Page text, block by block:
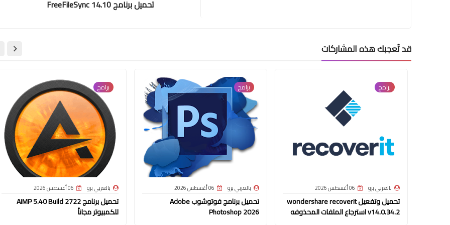
تحميل برنامج FreeFileSync 14.10
قد تُعجبك هذه المشاركات
برامج
بالعربي برو 06 أغسطس 2026
تحميل وتفعيل wondershare recoverit
v14.0.34.2 استرجاع الملفات المحذوفه
برامج
بالعربي برو 06 أغسطس 2026
تحميل برنامج فوتوشوب Adobe
Photoshop 2026
برامج
بالعربي برو 06 أغسطس 2026
تحميل برنامج AIMP 5.40 Build 2722
للكمبيوتر مجاناً